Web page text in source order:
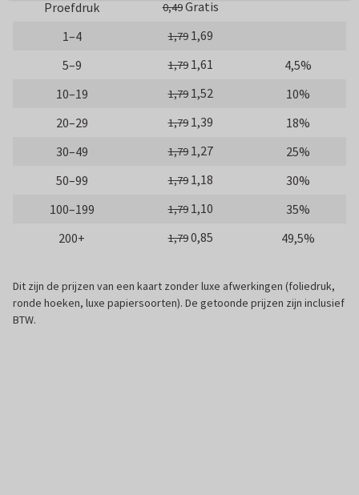
Proefdruk 0,49Gratis
1–4
1,79 1,69
5–9
1,79 1,61
4,5%
10–19
1,79 1,52
10%
20–29
1,79 1,39
18%
30–49
1,79 1,27
25%
50–99
1,79 1,18
30%
100–199
1,79 1,10
35%
200+
1,790,85 49,5%
Dit zijn de prijzen van een kaart zonder luxe afwerkingen (foliedruk,
ronde hoeken, luxe papiersoorten). De getoonde prijzen zijn inclusief
BTW.